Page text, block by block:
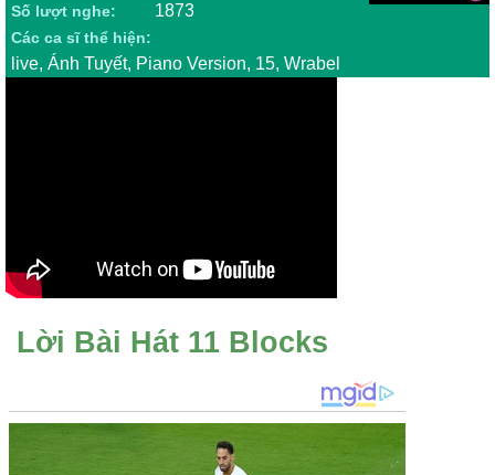
Số lượt nghe: 1873
Các ca sĩ thể hiện:
live, Ánh Tuyết, Piano Version, 15, Wrabel
Lời Bài Hát 11 Blocks